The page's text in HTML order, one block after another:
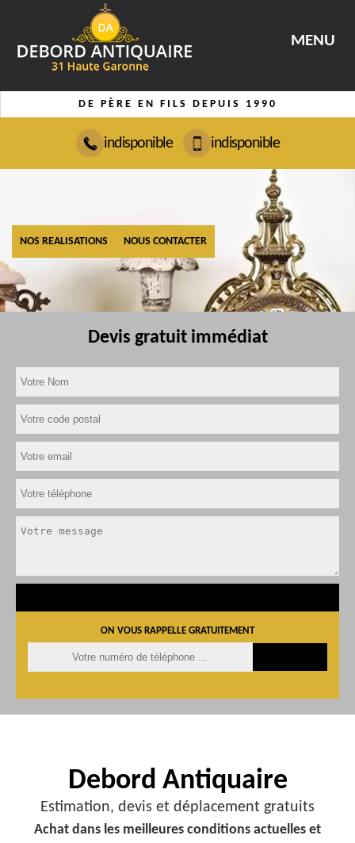
MENU
DE PÈRE EN FILS DEPUIS 1990
indisponible indisponible
NOS REALISATIONS NOUS CONTACTER
Devis gratuit immédiat
ON VOUS RAPPELLE GRATUITEMENT
Debord Antiquaire
Estimation, devis et déplacement gratuits
Achat dans les meilleures conditions actuelles et